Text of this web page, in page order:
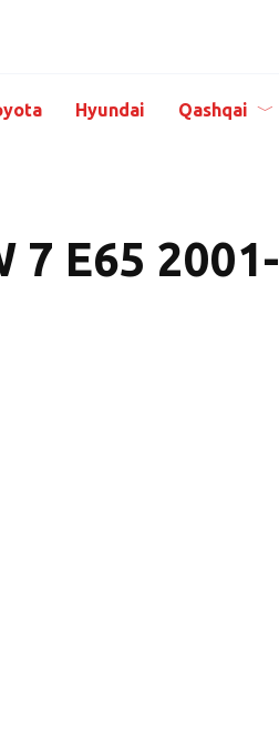
Hyundai Qashqai
7 E65 2001-